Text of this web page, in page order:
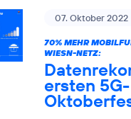
07. Oktober 2022
70% MEHR
WIESN-NETZ:
ersten 5G-